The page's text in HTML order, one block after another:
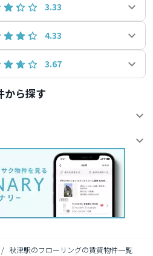
3.33
4.33
3.67
から探す
/ 秋津駅のフローリングの賃貸物件一覧